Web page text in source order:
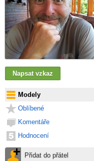
Modely
Oblíbené
Komentáře
Hodnocení